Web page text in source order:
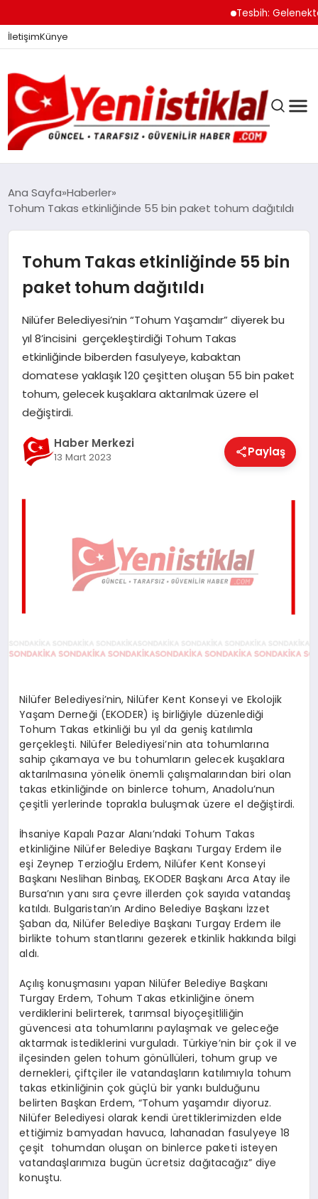
Tesbih: Gelenekten
İletişimKünye
GÜNDEM
DÜNYA
EĞITIM
EKONOMI
MAGAZIN
Ana Sayfa Haberler
Tohum Takas etkinliğinde 55 bin paket tohum dağıtıldı
Tohum Takas etkinliğinde 55 bin
paket tohum dağıtıldı
Nilüfer Belediyesi’nin “Tohum Yaşamdır” diyerek bu
yıl 8’incisini gerçekleştirdiği Tohum Takas
etkinliğinde biberden fasulyeye, kabaktan
domatese yaklaşık 120 çeşitten oluşan 55 bin paket
tohum, gelecek kuşaklara aktarılmak üzere el
değiştirdi.
Haber Merkezi
13 Mart 2023 Paylaş
Nilüfer Belediyesi’nin, Nilüfer Kent Konseyi ve Ekolojik
Yaşam Derneği (EKODER) iş birliğiyle düzenlediği
Tohum Takas etkinliği bu yıl da geniş katılımla
gerçekleşti. Nilüfer Belediyesi’nin ata tohumlarına
sahip çıkamaya ve bu tohumların gelecek kuşaklara
aktarılmasına yönelik önemli çalışmalarından biri olan
takas etkinliğinde on binlerce tohum, Anadolu’nun
çeşitli yerlerinde toprakla buluşmak üzere el değiştirdi.
İhsaniye Kapalı Pazar Alanı’ndaki Tohum Takas
etkinliğine Nilüfer Belediye Başkanı Turgay Erdem ile
eşi Zeynep Terzioğlu Erdem, Nilüfer Kent Konseyi
Başkanı Neslihan Binbaş, EKODER Başkanı Arca Atay ile
Bursa’nın yanı sıra çevre illerden çok sayıda vatandaş
katıldı. Bulgaristan’ın Ardino Belediye Başkanı İzzet
Şaban da, Nilüfer Belediye Başkanı Turgay Erdem ile
birlikte tohum stantlarını gezerek etkinlik hakkında bilgi
aldı.
Açılış konuşmasını yapan Nilüfer Belediye Başkanı
Turgay Erdem, Tohum Takas etkinliğine önem
verdiklerini belirterek, tarımsal biyoçeşitliliğin
güvencesi ata tohumlarını paylaşmak ve geleceğe
aktarmak istediklerini vurguladı. Türkiye’nin bir çok il ve
ilçesinden gelen tohum gönüllüleri, tohum grup ve
dernekleri, çiftçiler ile vatandaşların katılımıyla tohum
takas etkinliğinin çok güçlü bir yankı bulduğunu
belirten Başkan Erdem, “Tohum yaşamdır diyoruz.
Nilüfer Belediyesi olarak kendi ürettiklerimizden elde
ettiğimiz bamyadan havuca, lahanadan fasulyeye 18
çeşit tohumdan oluşan on binlerce paketi isteyen
vatandaşlarımıza bugün ücretsiz dağıtacağız” diye
konuştu.